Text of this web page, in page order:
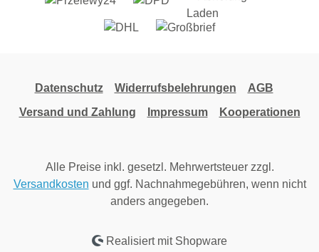
Datenschutz Widerrufsbelehrungen
AGB
Versand und Zahlung
Impressum Kooperationen
Alle Preise inkl. gesetzl. Mehrwertsteuer zzgl.
Versandkosten und ggf. Nachnahmegebühren, wenn nicht
anders angegeben.
Realisiert mit Shopware